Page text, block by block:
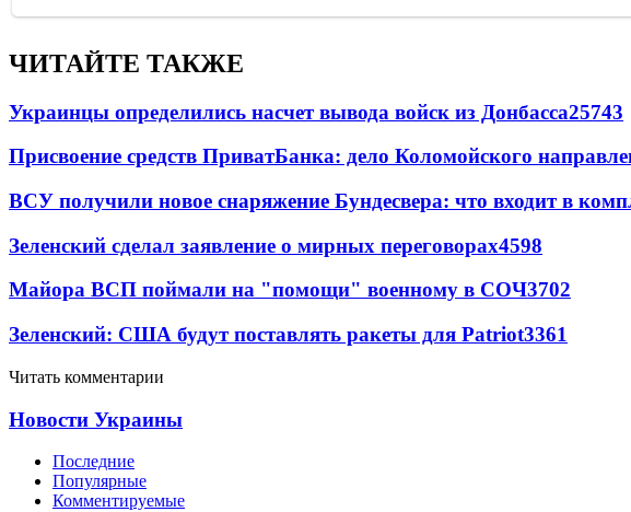
ЧИТАЙТЕ ТАКЖЕ
Украинцы определились насчет вывода войск из Донбасса25743
Присвоение средств ПриватБанка: дело Коломойского
ВСУ получили новое снаряжение Бундесвера: что входит в
Зеленский сделал заявление о мирных переговорах4598
Майора ВСП поймали на "помощи" военному в СОЧ3702
Зеленский: США будут поставлять ракеты для Patriot3361
Читать комментарии
Новости Украины
Последние
Популярные
Комментируемые